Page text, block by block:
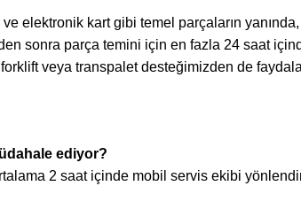
elektronik kart gibi temel parçaların
sonra parça temini için en fazla 24 saat
veya transpalet desteğimizden de
ediyor?
2 saat içinde mobil servis ekibi